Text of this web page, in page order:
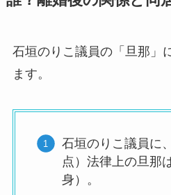
石垣のりこ議員の「旦那」
ます。
石垣のりこ議員に
点）法律上の旦那
身）。